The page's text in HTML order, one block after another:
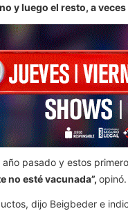
y luego el resto, a
pasado y estos
no esté vacunada”, opinó.
dijo Beigbeder e